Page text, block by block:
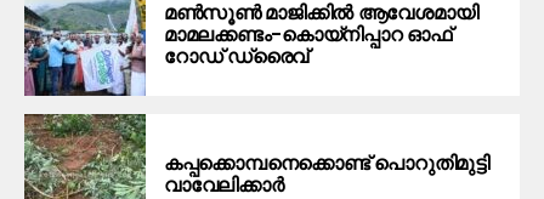
മൺസൂൺ മാജിക്കിൽ ആവേശമായി
മാമലക്കണ്ടം–കൊയ്‌നിപ്പാറ ഓഫ്
റോഡ് ഡ്രൈവ്
കപ്പക്കൊമ്പനെക്കൊണ്ട് പൊറുതിമുട്ടി
വാവേലിക്കാർ